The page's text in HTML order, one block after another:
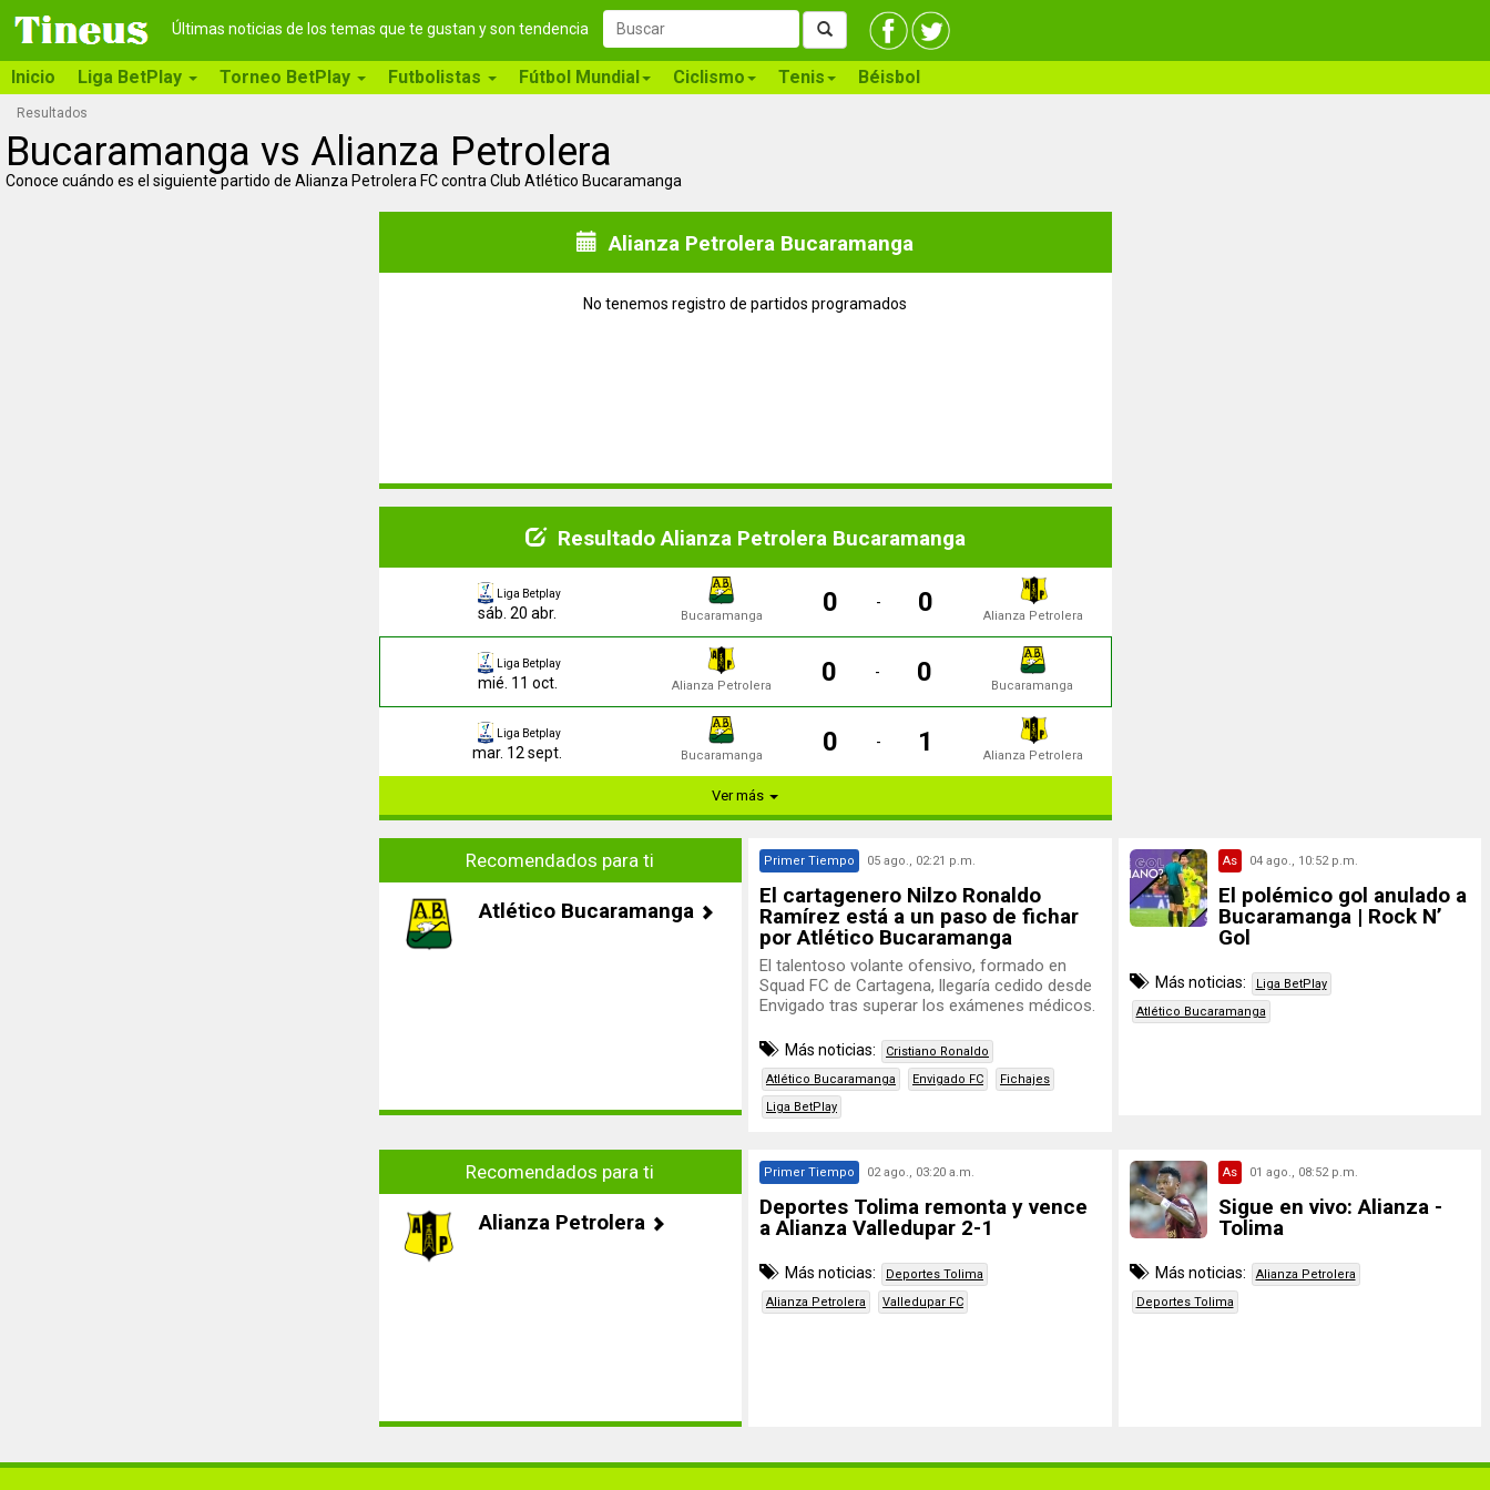
Últimas noticias de los temas que te gustan y son tendencia
Inicio Liga BetPlay Torneo BetPlay Futbolistas Fútbol Mundial Ciclismo Tenis Béisbol
Resultados
Bucaramanga vs Alianza Petrolera
Conoce cuándo es el siguiente partido de Alianza Petrolera FC contra Club Atlético Bucaramanga
Alianza Petrolera Bucaramanga
No tenemos registro de partidos programados
Resultado Alianza Petrolera Bucaramanga
Liga Betplay
sáb. 20 abr. Bucaramanga 0 - 0 Alianza Petrolera
Liga Betplay
mié. 11 oct. Alianza Petrolera 0 - 0 Bucaramanga
Liga Betplay
mar. 12 sept. Bucaramanga 0 - 1 Alianza Petrolera
Ver más
Recomendados para ti
Atlético Bucaramanga
Primer Tiempo 05 ago., 02:21 p.m.
El cartagenero Nilzo Ronaldo
Ramírez está a un paso de fichar
por Atlético Bucaramanga
El talentoso volante ofensivo, formado en
Squad FC de Cartagena, llegaría cedido desde
Envigado tras superar los exámenes médicos.
Más noticias:
Cristiano Ronaldo
Atlético Bucaramanga
Envigado FC
Fichajes
Liga BetPlay
As 04 ago., 10:52 p.m.
El polémico gol anulado a
Bucaramanga | Rock N’
Gol
Más noticias:
Liga BetPlay
Atlético Bucaramanga
Recomendados para ti
Alianza Petrolera
Primer Tiempo 02 ago., 03:20 a.m.
Deportes Tolima remonta y vence
a Alianza Valledupar 2-1
Más noticias:
Deportes Tolima
Alianza Petrolera
Valledupar FC
As 01 ago., 08:52 p.m.
Sigue en vivo: Alianza -
Tolima
Más noticias:
Alianza Petrolera
Deportes Tolima